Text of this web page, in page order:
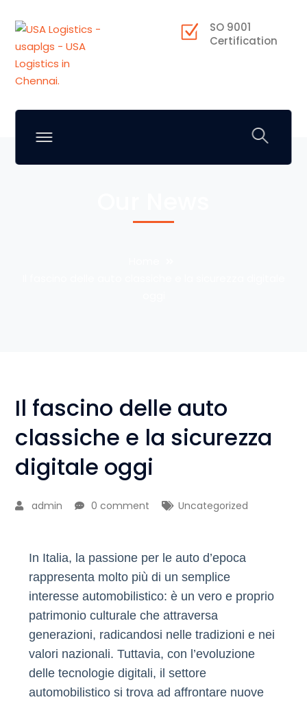
SO 9001
Certification
Il fascino delle auto
classiche e la sicurezza
digitale oggi
admin 0 comment Uncategorized
In Italia, la passione per le auto d’epoca
rappresenta molto più di un semplice
interesse automobilistico: è un vero e proprio
patrimonio culturale che attraversa
generazioni, radicandosi nelle tradizioni e nei
valori nazionali. Tuttavia, con l’evoluzione
delle tecnologie digitali, il settore
automobilistico si trova ad affrontare nuove